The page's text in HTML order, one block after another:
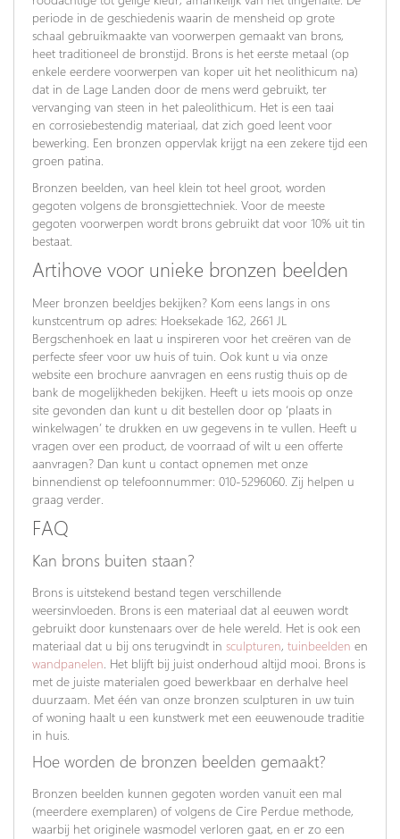
periode in de geschiedenis waarin de mensheid op grote
schaal gebruikmaakte van voorwerpen gemaakt van brons,
heet traditioneel de bronstijd. Brons is het eerste metaal (op
enkele eerdere voorwerpen van koper uit het neolithicum na)
dat in de Lage Landen door de mens werd gebruikt, ter
vervanging van steen in het paleolithicum. Het is een taai
en corrosiebestendig materiaal, dat zich goed leent voor
bewerking. Een bronzen oppervlak krijgt na een zekere tijd een
groen patina.
Bronzen beelden, van heel klein tot heel groot, worden
gegoten volgens de bronsgiettechniek. Voor de meeste
gegoten voorwerpen wordt brons gebruikt dat voor 10% uit tin
bestaat.
Artihove voor unieke bronzen beelden
Meer bronzen beeldjes bekijken? Kom eens langs in ons
kunstcentrum op adres: Hoeksekade 162, 2661 JL
Bergschenhoek en laat u inspireren voor het creëren van de
perfecte sfeer voor uw huis of tuin. Ook kunt u via onze
website een brochure aanvragen en eens rustig thuis op de
bank de mogelijkheden bekijken. Heeft u iets moois op onze
site gevonden dan kunt u dit bestellen door op ‘plaats in
winkelwagen’ te drukken en uw gegevens in te vullen. Heeft u
vragen over een product, de voorraad of wilt u een offerte
aanvragen? Dan kunt u contact opnemen met onze
binnendienst op telefoonnummer: 010-5296060. Zij helpen u
graag verder.
FAQ
Kan brons buiten staan?
Brons is uitstekend bestand tegen verschillende
weersinvloeden. Brons is een materiaal dat al eeuwen wordt
gebruikt door kunstenaars over de hele wereld. Het is ook een
materiaal dat u bij ons terugvindt in sculpturen, tuinbeelden en
wandpanelen . Het blijft bij juist onderhoud altijd mooi. Brons is
met de juiste materialen goed bewerkbaar en derhalve heel
duurzaam. Met één van onze bronzen sculpturen in uw tuin
of woning haalt u een kunstwerk met een eeuwenoude traditie
in huis.
Hoe worden de bronzen beelden gemaakt?
Bronzen beelden kunnen gegoten worden vanuit een mal
(meerdere exemplaren) of volgens de Cire Perdue methode,
waarbij het originele wasmodel verloren gaat, en er zo een